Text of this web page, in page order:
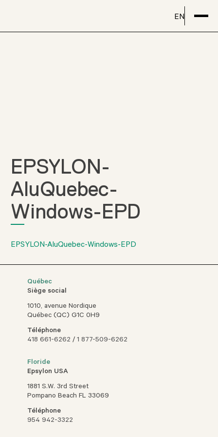
EN
EPSYLON-
AluQuebec-
Windows-EPD
EPSYLON-AluQuebec-Windows-EPD
Québec
Siège social
1010, avenue Nordique
Québec (QC) G1C 0H9
Téléphone
418 661-6262 /1 877-509-6262
Floride
Epsylon USA
1881 S.W. 3rd Street
Pompano Beach FL 33069
Téléphone
954 942-3322